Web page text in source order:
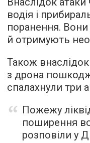
водія і
поранення. Вони
й отримують
Також
з дрона
спалахнули три
Пожежу
поширення
розповіли у